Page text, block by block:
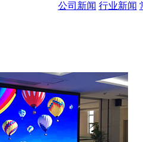
公司新闻 行业新闻